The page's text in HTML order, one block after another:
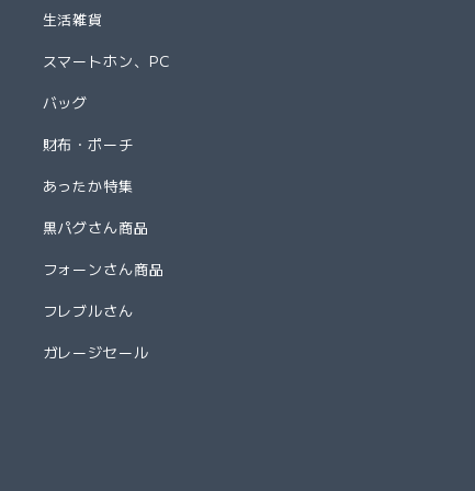
生活雑貨
スマートホン、PC
バッグ
財布・ポーチ
あったか特集
黒パグさん商品
フォーンさん商品
フレブルさん
ガレージセール